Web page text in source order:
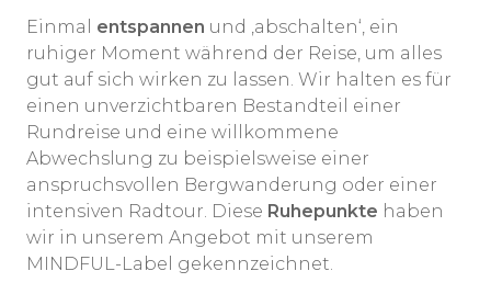
Einmal entspannen und ‚abschalten‘, ein
ruhiger Moment während der Reise, um alles
gut auf sich wirken zu lassen. Wir halten es für
einen unverzichtbaren Bestandteil einer
Rundreise und eine willkommene
Abwechslung zu beispielsweise einer
anspruchsvollen Bergwanderung oder einer
intensiven Radtour. Diese Ruhepunkte haben
wir in unserem Angebot mit unserem
MINDFUL-Label gekennzeichnet.